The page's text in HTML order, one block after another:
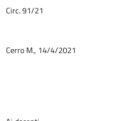
Circ. 91/21
Cerro M., 14/4/2021